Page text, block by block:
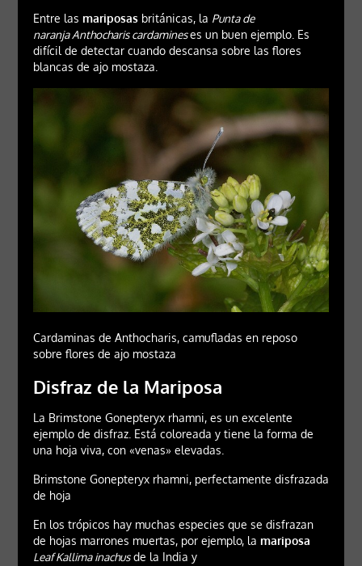
Entre las mariposasbritánicas, la Punta de
naranja Anthocharis cardamines es un buen ejemplo. Es
difícil de detectar cuando descansa sobre las flores
blancas de ajo mostaza.
Cardaminas de Anthocharis, camufladas en reposo
sobre flores de ajo mostaza
Disfraz de la Mariposa
La Brimstone Gonepteryx rhamni, es un excelente
ejemplo de disfraz. Está coloreada y tiene la forma de
una hoja viva, con «venas» elevadas.
Brimstone Gonepteryx rhamni, perfectamente disfrazada
de hoja
En los trópicos hay muchas especies que se disfrazan
de hojas marrones muertas, por ejemplo, la mariposa
Leaf Kallima inachusde la India y